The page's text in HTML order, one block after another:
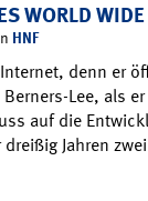
WORLD
HNF
denn er
Lee, als
auf die
Jahren